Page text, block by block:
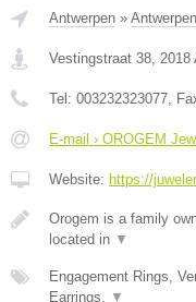
Antwerpen » Antwerpen
Vestingstraat 38, 2018
Tel: 003232323077,
E-mail › OROGEM
Website: https://
Orogem is a family
located in ▼
Engagement Rings,
Earrings, ▼